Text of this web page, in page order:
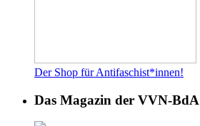
Der Shop für Antifaschist*innen!
Das Magazin der VVN-BdA